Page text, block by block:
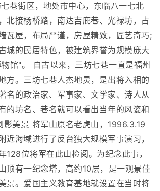
巷街区，地处市中心，东临八一七北
北接杨桥路，南达吉庇巷、光禄坊，占
瓦屋，布局严谨，房屋精致，匠艺奇巧;
城的民居特色，被建筑界誉为规模庞大
馆"。 自古以来，三坊七巷一直是福州
方。三坊七巷人杰地灵，是出将入相的
名的政治家、军事家、文学家、诗人从
的坊名、巷名就可以看出当年的风姿和
影美景 将军山原名老虎山，1996.3.19
近海域进行了反台独大规模军事演习，
128位将军在此山检阅。为纪念此事，
顶有一纪念塔，高约10层，是一观景佳
景。爱国主义教育基地就设置在当时将